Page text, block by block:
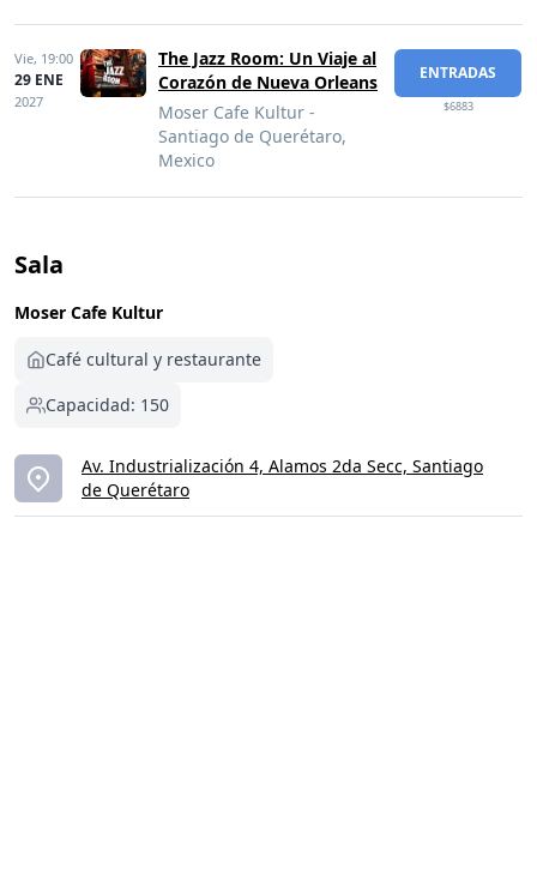
Vie, 19:00
29 ENE
2027
The Jazz Room: Un Viaje al
Corazón de Nueva Orleans
Moser Cafe Kultur -
Santiago de Querétaro,
Mexico
ENTRADAS
$6883
Sala
Moser Cafe Kultur
Café cultural y restaurante
Capacidad: 150
Av. Industrialización 4, Alamos 2da Secc, Santiago
de Querétaro